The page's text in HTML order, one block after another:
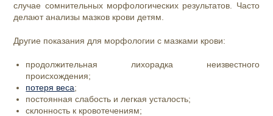
случае сомнительных морфологических результатов. Часто
делают анализы мазков крови детям.
Другие показания для морфологии с мазками крови:
продолжительная лихорадка неизвестного
происхождения;
потеря веса;
постоянная слабость и легкая усталость;
склонность к кровотечениям;